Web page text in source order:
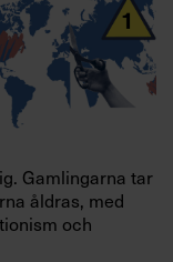
Gamlingarna tar
åldras, med
och